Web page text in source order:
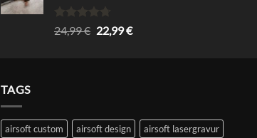
Bewertet
mit
24,99€ Ursprünglicher
22,99€Aktueller
TAGS
airsoft custom airsoft design
airsoft lasergravur